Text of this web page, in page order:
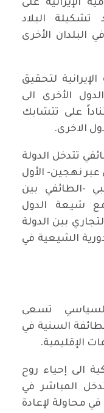
الإيرانية على
البلاد
البلدان الأخرى
لتحقيق
الأخرى الى
على تتشابك
الاخرى.
تتدخل الدولة
نهجين- الأول
-الطائفي بين
مع شيعة الدول
بين الدولة
الشيعية في
تسعى
السنية في
الإقليمية.
الى إحياء روح
المباشر في
في محاولة لإعادة